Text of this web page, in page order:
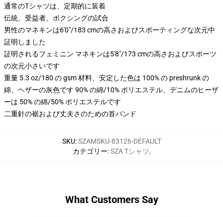
通常のTシャツは、定期的に装着
伝統、受益者、ボクシングの試合
男性のマネキンは6'0"/183 cmの高さおよびスポーティングな次元中
証明しました
証明されるフェミニン マネキンは5'8"/173 cmの高さおよびスポーツ
の次元小さいです
重量 5.3 oz/180 の gsm 材料、安定した色は 100% の preshrunk の
綿、ヘザーの灰色です 90% の綿/10% ポリエステル、デニムのヒーザ
ーは 50% の綿/50% ポリエステルです
二重針の裾および丈夫さのための首バンド
SKU:SZAMSKU-83126-DEFAULT
カテゴリー:SZA Tシャツ,
What Customers Say